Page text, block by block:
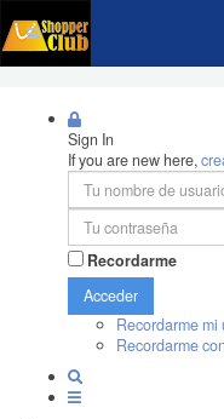
Sign In
If you are new here,
Recordarme
Acceder
Recordarme mi
Recordarme